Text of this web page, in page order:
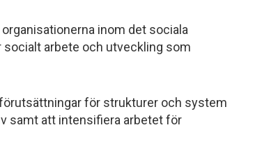
organisationerna inom det sociala
socialt arbete och utveckling som
för strukturer och system
samt att intensifiera arbetet för